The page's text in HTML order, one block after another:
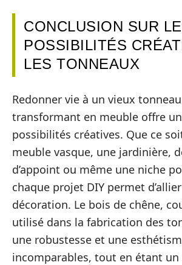
CONCLUSION SUR
POSSIBILITÉS
LES TONNEAUX
Redonner vie à un vieux
transformant en meuble offre
possibilités créatives. Que ce
meuble vasque, une jardinière,
d’appoint ou même une niche
chaque projet DIY permet
décoration. Le bois de chêne,
utilisé dans la fabrication des
une robustesse et une
incomparables, tout en étant